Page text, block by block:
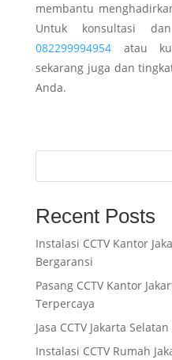
membantu
Untuk konsultasi
082299994954atau
sekarang juga dan
Anda.
Recent Posts
Instalasi CCTV Kantor
Bergaransi
Pasang CCTV Kantor
Terpercaya
Jasa CCTV Jakarta
Instalasi CCTV Rumah